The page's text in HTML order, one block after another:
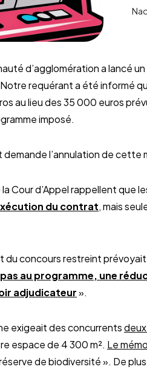
d’agglomération a lancé
requérant a été informé
au lieu des 35 000 euros
imposé.
demande l’annulation de cette
Cour d’Appel rappellent que
du contrat, mais
du concours restreint prévoyait
au programme, une
adjudicateur».
exigeait des concurrents
espace de 4 300 m². Le
de biodiversité ». De